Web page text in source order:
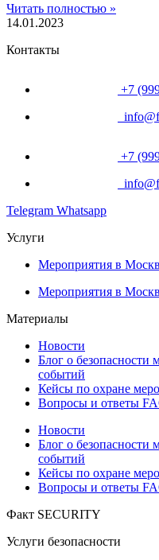
Читать полностью »
14.01.2023
Контакты
+7
+7
Telegram Whatsapp
Услуги
Мероприятия в
Мероприятия в
Материалы
Новости
Блог о безопасности
событий
Кейсы по охране
Вопросы и ответы
Новости
Блог о безопасности
событий
Кейсы по охране
Вопросы и ответы
Факт SECURITY
Услуги безопасности